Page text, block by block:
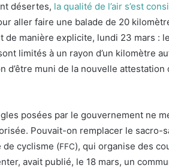
désertes, la qual­ité de l’air s’est
aller faire une balade de 20
de manière explicite, lun­di 23 mars :
lim­ités à un ray­on d’un kilo­mètre
d’être muni de la nou­velle
posées par le gou­verne­ment ne
Pou­vait-on rem­plac­er le sacro-
de cyclisme (FFC), qui organ­ise des
avait pub­lié, le 18 mars, un